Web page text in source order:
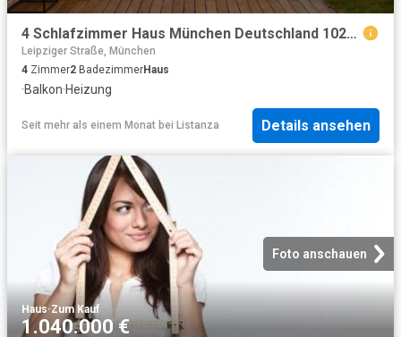
4 Schlafzimmer Haus München Deutschland 102022669
Leipziger Straße, München
4 Zimmer2 BadezimmerHaus
·Balkon·Heizung
Seit mehr als einem Monat bei Listanza Details ansehen
Foto anschauen
Haus·Zum Kauf
1.040.000 €